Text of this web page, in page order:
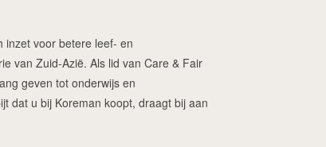
inzet voor betere leef- en
van Zuid-Azië. Als lid van Care & Fair
geven tot onderwijs en
dat u bij Koreman koopt, draagt bij aan